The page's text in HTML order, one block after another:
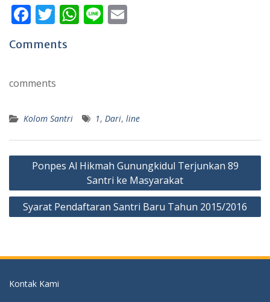
F
e
o
o
k
T
w
itt
W
p
p
Li
Comments
comments
Kolom Santri 1, Dari, line
Post
navigation
Ponpes Al Hikmah Gunungkidul Terjunkan 89
Santri ke Masyarakat
Syarat Pendaftaran Santri Baru Tahun 2015/2016
Kontak Kami